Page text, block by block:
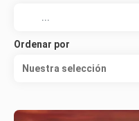
Ordenar por
Nuestra selección